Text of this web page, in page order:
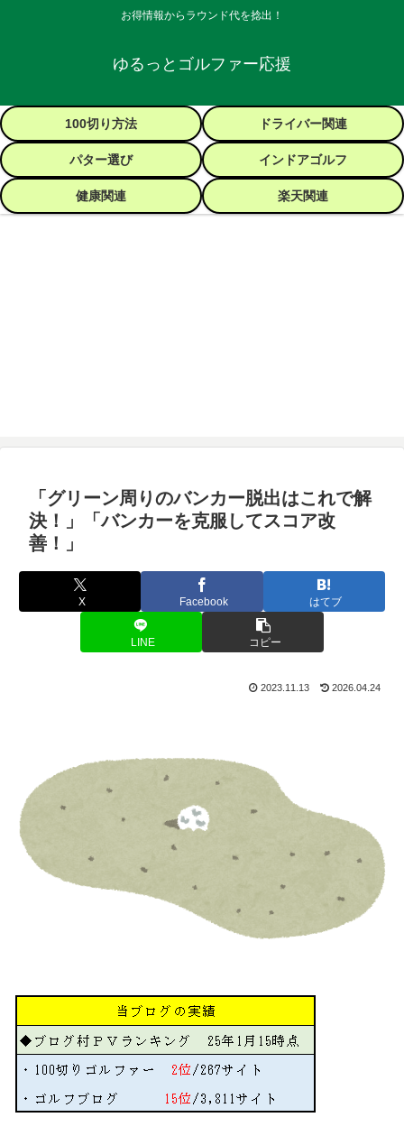
お得情報からラウンド代を捻出！
ゆるっとゴルファー応援
100切り方法 ドライバー関連
パター選び インドアゴルフ
健康関連 楽天関連
「グリーン周りのバンカー脱出はこれで解
決！」「バンカーを克服してスコア改
善！」
X Facebook はてブ
LINE コピー
2023.11.13 2026.04.24